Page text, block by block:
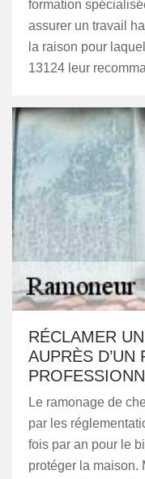
formation
assurer un travail
la raison pour
13124 leur
RÉCLAMER
AUPRÈS D’UN
Le ramonage de
par les
fois par an pour le
protéger la maison.